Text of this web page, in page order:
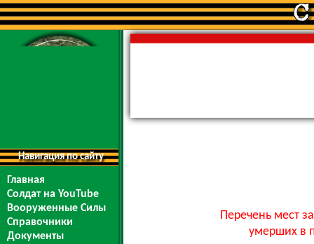
Навигация по сайту
Главная
Солдат на YouTube
Вооруженные Силы
Справочники
Документы
Перечень мест
умерших в